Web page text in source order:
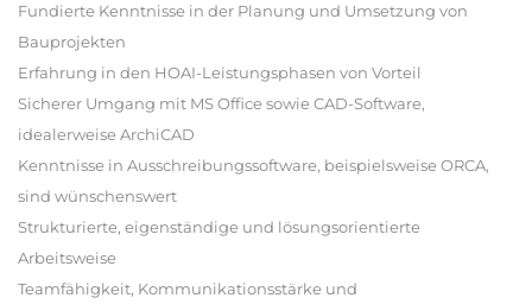
Fundierte Kenntnisse in der Planung und Umsetzung von
Bauprojekten
Erfahrung in den HOAI-Leistungsphasen von Vorteil
Sicherer Umgang mit MS Office sowie CAD-Software,
idealerweise ArchiCAD
Kenntnisse in Ausschreibungssoftware, beispielsweise ORCA,
sind wünschenswert
Strukturierte, eigenständige und lösungsorientierte
Arbeitsweise
Teamfähigkeit, Kommunikationsstärke und